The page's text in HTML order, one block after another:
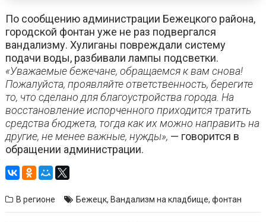
По сообщению администрации Бежецкого района,
городской фонтан уже не раз подвергался
вандализму. Хулиганы повреждали систему
подачи воды, разбивали лампы подсветки.
«Уважаемые бежечане, обращаемся к вам снова!
Пожалуйста, проявляйте ответственность, берегите
то, что сделано для благоустройства города. На
восстановление испорченного приходится тратить
средства бюджета, тогда как их можно направить на
другие, не менее важные, нужды», — говорится в
обращении администрации.
В регионе Бежецк, Вандализм на кладбище,фонтан